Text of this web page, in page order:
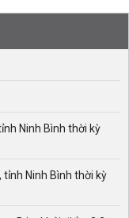
Ninh Bình thời kỳ
tỉnh Ninh Bình thời kỳ